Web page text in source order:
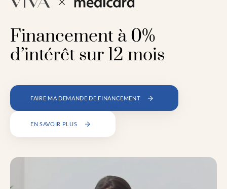
Financement à 0%
d’intérêt sur 12 mois
FAIRE MA DEMANDE DE FINANCEMENT
EN SAVOIR PLUS